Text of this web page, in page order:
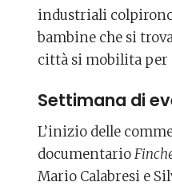
industriali
bambine che si
città si mobilita per
Settimana di
L’inizio delle
documentario
Mario Calabresi e